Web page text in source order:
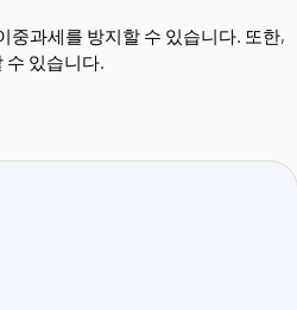
중과세를 방지할 수 있습니다. 또한,
수 있습니다.